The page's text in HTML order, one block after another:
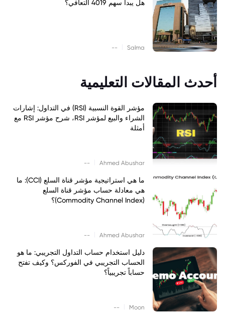
هل يبدأ سهم 4019 التعافي؟
Salma
--
أحدث المقالات التعليمية
مؤشر القوة النسبية (RSI) في التداول: إشارات
الشراء والبيع لمؤشر RSI، شرح مؤشر RSI مع
أمثلة
Ahmed Abushar
--
ما هي استراتيجية مؤشر قناة السلع (CCI): ما
هي معادلة حساب مؤشر قناة السلع
(Commodity Channel Index)؟
Ahmed Abushar
--
دليل استخدام حساب التداول التجريبي: ما هو
الحساب التجريبي في الفوركس؟ وكيف تفتح
حساباً تجريبياً؟
Moon
--